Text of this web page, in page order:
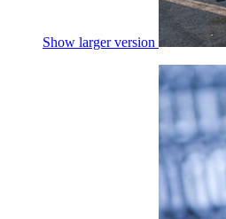
Show larger version